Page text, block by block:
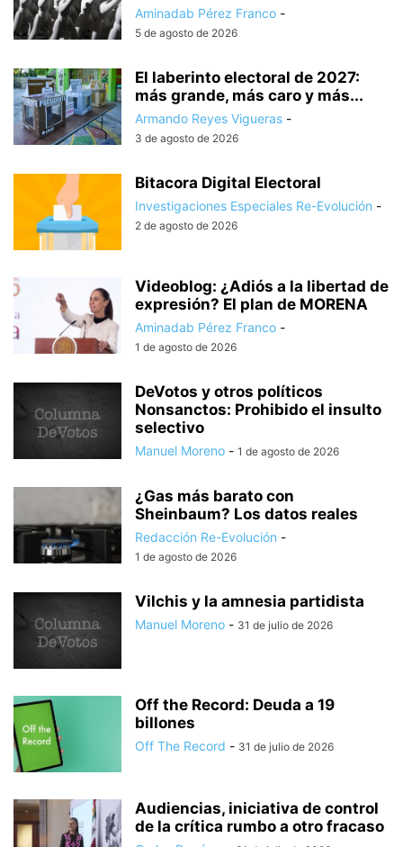
Aminadab Pérez Franco -
5 de agosto de 2026
El laberinto electoral de 2027:
más grande, más caro y más...
Armando Reyes Vigueras -
3 de agosto de 2026
Bitacora Digital Electoral
Investigaciones Especiales Re-Evolución -
2 de agosto de 2026
Videoblog: ¿Adiós a la libertad de
expresión? El plan de MORENA
Aminadab Pérez Franco -
1 de agosto de 2026
DeVotos y otros políticos
Nonsanctos: Prohibido el insulto
selectivo
Manuel Moreno - 1 de agosto de 2026
¿Gas más barato con
Sheinbaum? Los datos reales
Redacción Re-Evolución -
1 de agosto de 2026
Vilchis y la amnesia partidista
Manuel Moreno - 31 de julio de 2026
Off the Record: Deuda a 19
billones
Off The Record - 31 de julio de 2026
Audiencias, iniciativa de control
de la crítica rumbo a otro fracaso